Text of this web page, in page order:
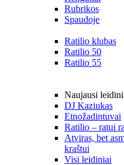
Rubrikos
Spaudoje
Ratilio klubas
Ratilio 50
Ratilio 55
Naujausi
DJ Kaziukas
Etnožadintuvai
Ratilio – ratui
Atviras, bet
kraštui
Visi leidiniai